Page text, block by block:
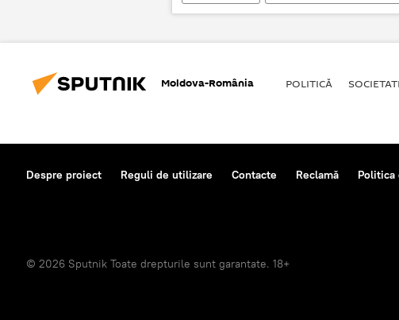
Prognoza meteo în București
România
Moldova-România POLITICĂ
Despre proiect Reguli de utilizare Contacte Reclamă
© 2026 Sputnik Toate drepturile sunt garantate. 18+